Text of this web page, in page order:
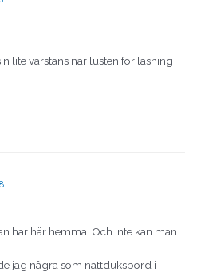
lite varstans när lusten för läsning
har här hemma. Och inte kan man
jag några som nattduksbord i